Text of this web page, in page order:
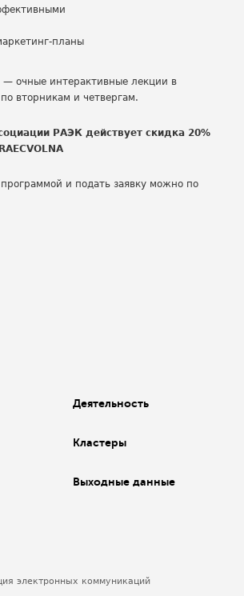
планы
— очные интерактивные лекции в
вторникам и четвергам.
РАЭК действует скидка 20%
и подать заявку можно по
Деятельность
Кластеры
Выходные данные
электронных коммуникаций